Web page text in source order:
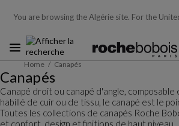
You are browsing the Algérie site. For the
Home Canapés
Canapés
Canapé droit ou canapé d'angle, composable
habillé de cuir ou de tissu, le canapé est le
Toutes les collections de canapés Roche
et confort, design et finitions de haut niveau.